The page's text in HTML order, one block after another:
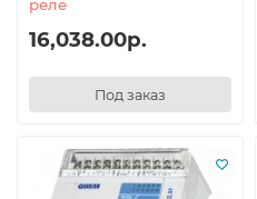
реле
16,038.00р.
Под заказ